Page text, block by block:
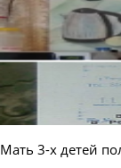
Мать 3-х детей